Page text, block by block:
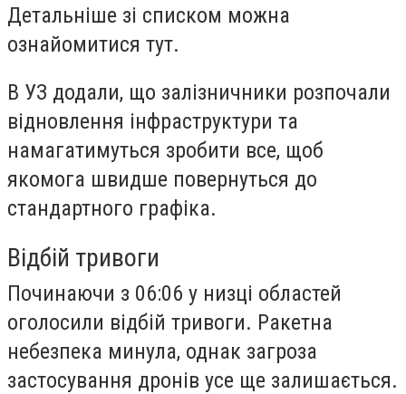
Детальніше зі списком можна
ознайомитися тут.
В УЗ додали, що залізничники розпочали
відновлення інфраструктури та
намагатимуться зробити все, щоб
якомога швидше повернуться до
стандартного графіка.
Відбій тривоги
Починаючи з 06:06 у низці областей
оголосили відбій тривоги. Ракетна
небезпека минула, однак загроза
застосування дронів усе ще залишається.